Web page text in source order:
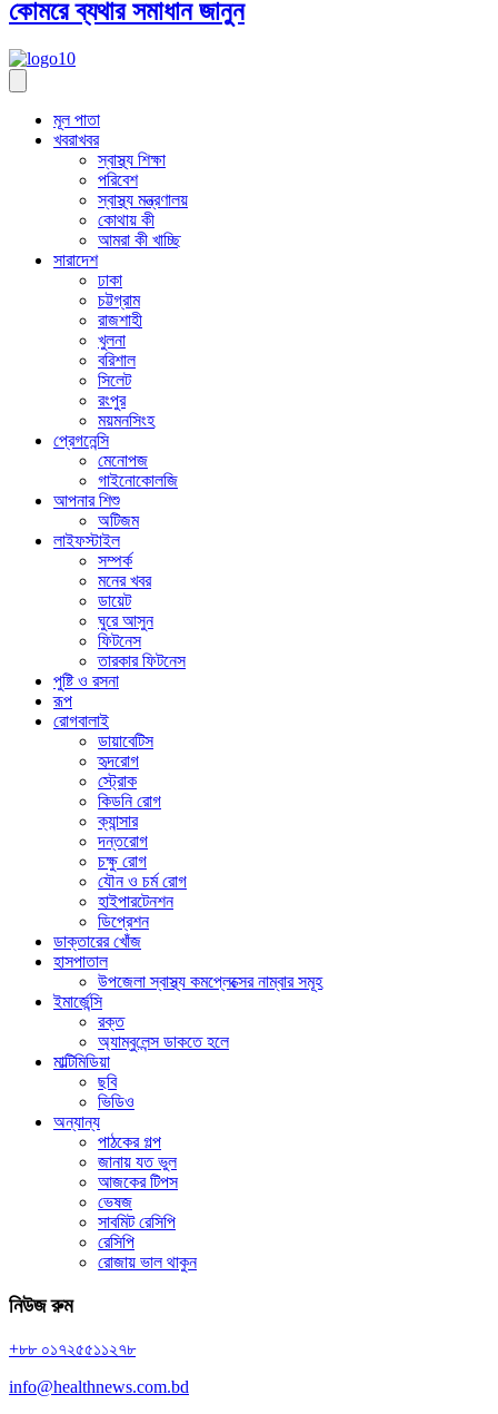
কোমরে ব্যথার সমাধান জানুন
মূল পাতা
খবরাখবর
স্বাস্থ্য শিক্ষা
পরিবেশ
স্বাস্থ্য মন্ত্রণালয়
কোথায় কী
আমরা কী খাচ্ছি
সারাদেশ
ঢাকা
চট্টগ্রাম
রাজশাহী
খুলনা
বরিশাল
সিলেট
রংপুর
ময়মনসিংহ
প্রেগনেন্সি
মেনোপজ
গাইনোকোলজি
আপনার শিশু
অটিজম
লাইফস্টাইল
সম্পর্ক
মনের খবর
ডায়েট
ঘুরে আসুন
ফিটনেস
তারকার ফিটনেস
পুষ্টি ও রসনা
রূপ
রোগবালাই
ডায়াবেটিস
হৃদরোগ
স্ট্রোক
কিডনি রোগ
ক্যান্সার
দন্তরোগ
চক্ষু রোগ
যৌন ও চর্ম রোগ
হাইপারটেনশন
ডিপ্রেশন
ডাক্তারের খোঁজ
হাসপাতাল
উপজেলা স্বাস্থ্য কমপ্লেক্সের নাম্বার সমূহ
ইমার্জেন্সি
রক্ত
অ্যাম্বুলেন্স ডাকতে হলে
মাল্টিমিডিয়া
ছবি
ভিডিও
অন্যান্য
পাঠকের গল্প
জানায় যত ভুল
আজকের টিপস
ভেষজ
সাবমিট রেসিপি
রেসিপি
রোজায় ভাল থাকুন
নিউজ রুম
+৮৮ ০১৭২৫৫১১২৭৮
info@healthnews.com.bd